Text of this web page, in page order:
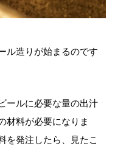
造りが始まるのです
ールに必要な量の出汁
材料が必要になりま
を発注したら、見たこ